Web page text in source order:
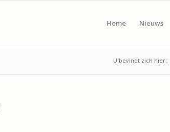
Home Nieuws
U bevindt zich hier: